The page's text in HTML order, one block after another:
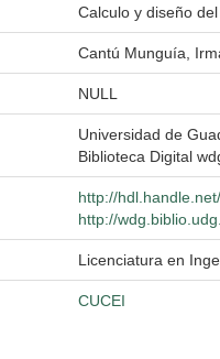
Calculo y diseño
Cantú Munguía,
NULL
Universidad de
Biblioteca Digital
http://
http://
Licenciatura en
CUCEI